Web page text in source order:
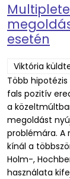
esetén
Viktória
Több
fals pozitív
a
megoldást
problémára.
kínál a
Holm-,
használata